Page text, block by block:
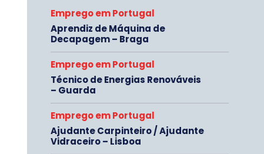
Emprego em Portugal
Aprendiz de Máquina de
Decapagem – Braga
Emprego em Portugal
Técnico de Energias Renováveis
– Guarda
Emprego em Portugal
Ajudante Carpinteiro / Ajudante
Vidraceiro – Lisboa